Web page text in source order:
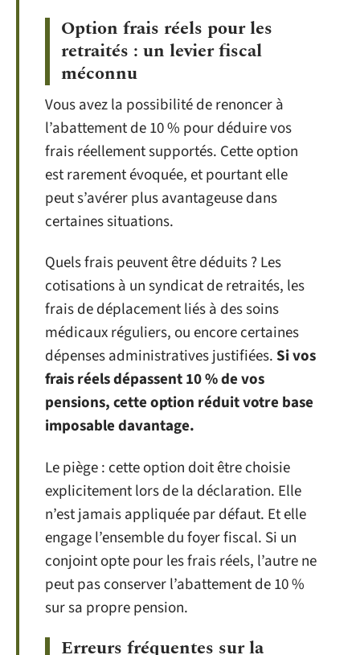
Option frais réels pour les
retraités : un levier fiscal
méconnu
Vous avez la possibilité de renoncer à
l’abattement de 10 % pour déduire vos
frais réellement supportés. Cette option
est rarement évoquée, et pourtant elle
peut s’avérer plus avantageuse dans
certaines situations.
Quels frais peuvent être déduits ? Les
cotisations à un syndicat de retraités, les
frais de déplacement liés à des soins
médicaux réguliers, ou encore certaines
dépenses administratives justifiées.Si vos
frais réels dépassent 10 % de vos
pensions, cette option réduit votre base
imposable davantage.
Le piège : cette option doit être choisie
explicitement lors de la déclaration. Elle
n’est jamais appliquée par défaut. Et elle
engage l’ensemble du foyer fiscal. Si un
conjoint opte pour les frais réels, l’autre ne
peut pas conserver l’abattement de 10 %
sur sa propre pension.
Erreurs fréquentes sur la